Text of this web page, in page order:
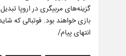
گزینه‌های مربیگری در اروپا
بازی خواهند بود. فوتبالی که
انتهای پیام/